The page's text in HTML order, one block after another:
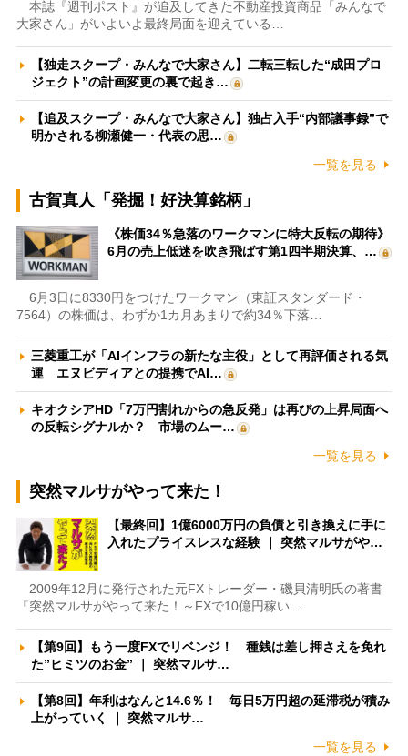
本誌『週刊ポスト』が追及してきた不動産投資商品「みんなで
大家さん」がいよいよ最終局面を迎えている…
【独走スクープ・みんなで大家さん】二転三転した“成田プロ
ジェクト”の計画変更の裏で起き…
【追及スクープ・みんなで大家さん】独占入手“内部議事録”で
明かされる柳瀬健一・代表の思…
一覧を見る
古賀真人「発掘！好決算銘柄」
《株価34％急落のワークマンに特大反転の期待》
6月の売上低迷を吹き飛ばす第1四半期決算、…
6月3日に8330円をつけたワークマン（東証スタンダード・
7564）の株価は、わずか1カ月あまりで約34％下落…
三菱重工が「AIインフラの新たな主役」として再評価される気
運 エヌビディアとの提携でAI…
キオクシアHD「7万円割れからの急反発」は再びの上昇局面へ
の反転シグナルか？ 市場のムー…
一覧を見る
突然マルサがやって来た！
【最終回】1億6000万円の負債と引き換えに手に
入れたプライスレスな経験 ｜ 突然マルサがや…
2009年12月に発行された元FXトレーダー・磯貝清明氏の著書
『突然マルサがやって来た！～FXで10億円稼い…
【第9回】もう一度FXでリベンジ！ 種銭は差し押さえを免れ
た”ヒミツのお金” ｜ 突然マルサ…
【第8回】年利はなんと14.6％！ 毎日5万円超の延滞税が積み
上がっていく ｜ 突然マルサ…
一覧を見る